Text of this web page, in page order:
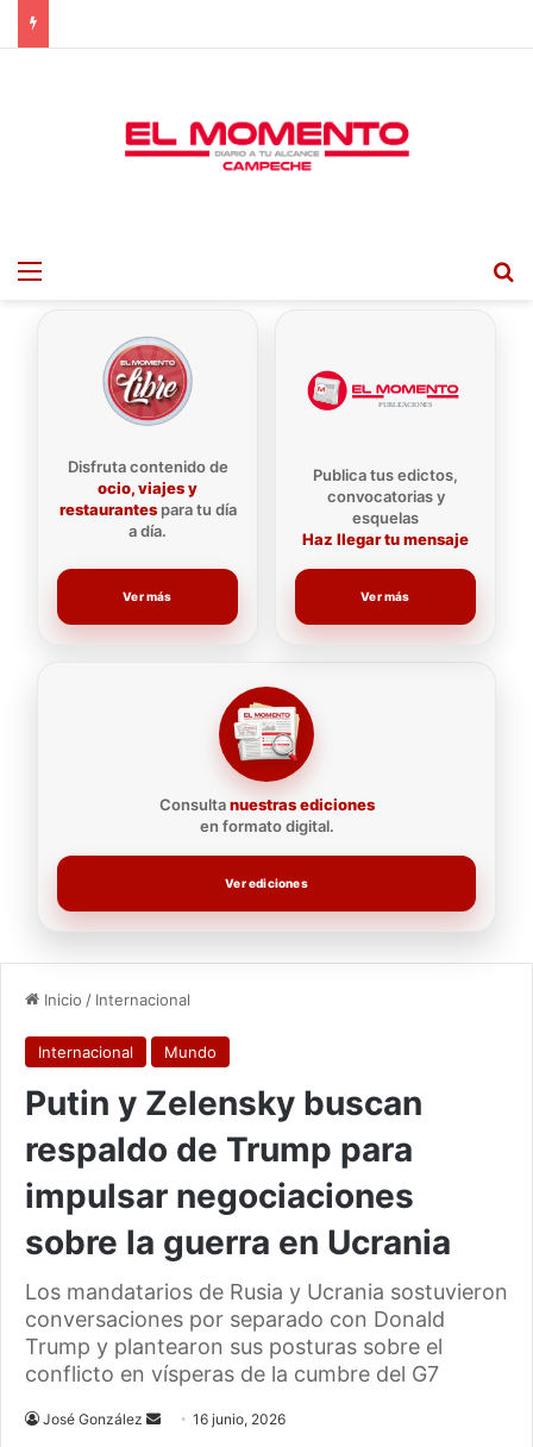
Menu
Disfruta contenido de
ocio, viajes y
restaurantespara tu día
a día.
Ver más
Consultanuestras ediciones
en formato digital.
Ver ediciones
Publica tus edictos,
convocatorias y
esquelas
Haz llegar tu mensaje
Ver más
Inicio / Internacional
Internacional Mundo
Putin y Zelensky buscan
respaldo de Trump para
impulsar negociaciones
sobre la guerra en Ucrania
Los mandatarios de Rusia y Ucrania sostuvieron
conversaciones por separado con Donald
Trump y plantearon sus posturas sobre el
conflicto en vísperas de la cumbre del G7
José González
Send16 junio, 2026